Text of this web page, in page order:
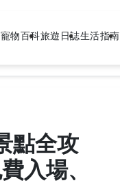
寵物百科旅遊日誌生活指南
點全攻
入場、